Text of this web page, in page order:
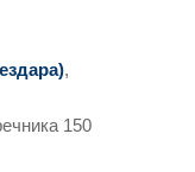
,
150